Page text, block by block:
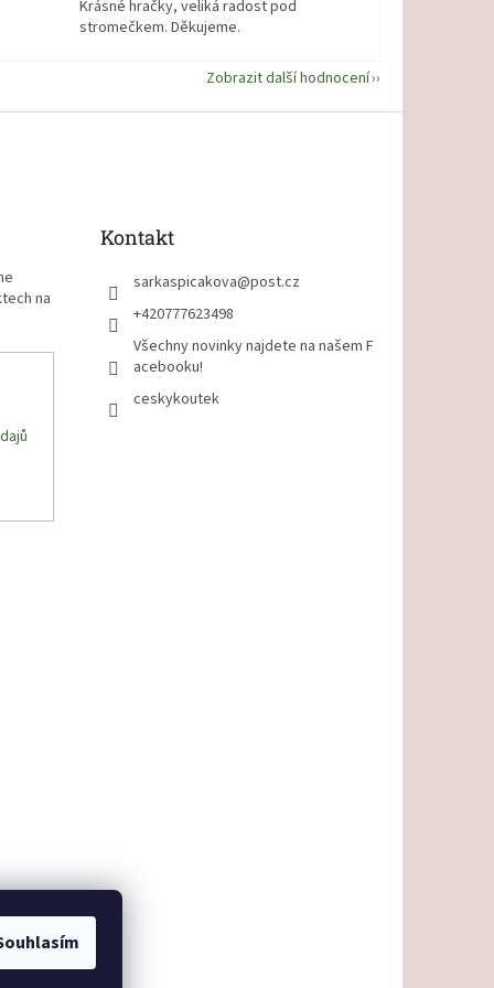
Krásné hračky, veliká radost pod
stromečkem. Děkujeme.
Zobrazit další hodnocení
na
Kontakt
sarkaspicakova@post.cz
+420777623498
Všechny novinky najdete na našem F
acebooku!
ceskykoutek